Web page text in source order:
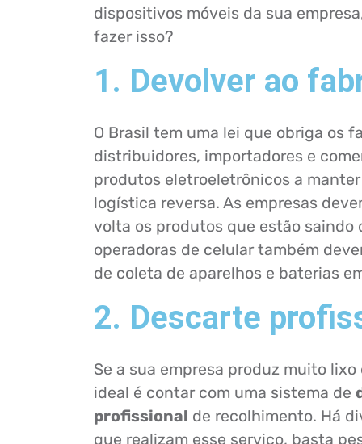
dispositivos móveis da sua
fazer isso?
1. Devolver ao
O Brasil tem uma lei que obriga os
distribuidores, importadores e
produtos eletroeletrônicos a
logística reversa. As empresas
volta os produtos que estão
operadoras de celular também
de coleta de aparelhos e baterias
2. Descarte
Se a sua empresa produz muito
ideal é contar com uma sistema de
profissional de recolhimento. Há
que realizam esse serviço, basta